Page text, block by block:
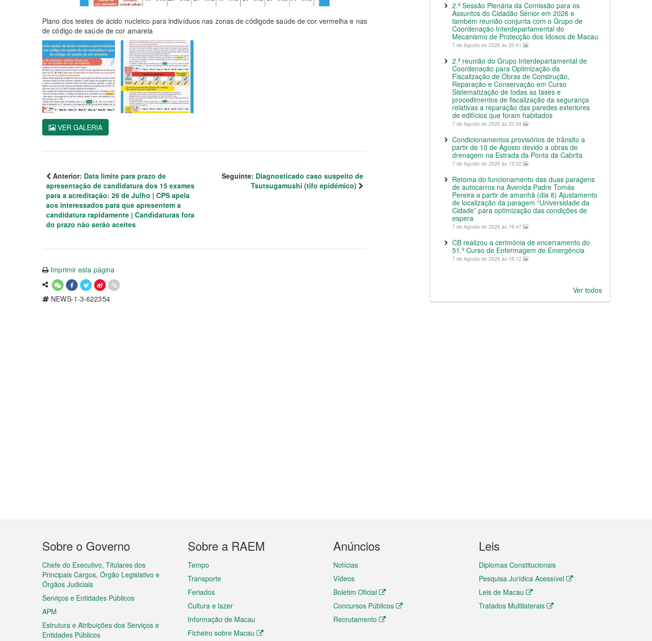
Plano dos testes de ácido nucleico para indivíduos nas zonas de códigode saúde de cor vermelha e nas
de código de saúde de cor amarela
VER GALERIA
Anterior: Data limite para prazo de
apresentação de candidatura dos 15 exames
para a acreditação: 26 de Julho | CPS apela
aos interessados para que apresentem a
candidatura rapidamente | Candidaturas fora
do prazo não serão aceites
Seguinte: Diagnosticado caso suspeito de
Tsutsugamushi (tifo epidémico)
Imprimir esta página
NEWS-1-3-622354
2.ª Sessão Plenária da Comissão para os
Assuntos do Cidadão Sénior em 2026 e
também reunião conjunta com o Grupo de
Coordenação Interdepartamental do
Mecanismo de Protecção dos Idosos de Macau
7 de Agosto de 2026 às 20:41
2.ª reunião do Grupo Interdepartamental de
Coordenação para Optimização da
Fiscalização de Obras de Construção,
Reparação e Conservação em Curso
Sistematização de todas as fases e
procedimentos de fiscalização da segurança
relativas a reparação das paredes exteriores
de edifícios que foram habitados
7 de Agosto de 2026 às 20:34
Condicionamentos provisórios de trânsito a
partir de 10 de Agosto devido a obras de
drenagem na Estrada da Ponta da Cabrita
7 de Agosto de 2026 às 19:02
Retoma do funcionamento das duas paragens
de autocarros na Avenida Padre Tomás
Pereira a partir de amanhã (dia 8) Ajustamento
de localização da paragem “Universidade da
Cidade” para optimização das condições de
espera
7 de Agosto de 2026 às 18:47
CB realizou a cerimónia de encerramento do
51.º Curso de Enfermagem de Emergência
7 de Agosto de 2026 às 18:12
Ver todos
Menu
do
rodapé
Sobre o Governo
Chefe do Executivo, Titulares dos
Principais Cargos, Órgão Legislativo e
Órgãos Judiciais
Serviços e Entidades Públicos
APM
Estrutura e Atribuições dos Serviços e
Entidades Públicos
Sobre a RAEM
Tempo
Transporte
Feriados
Cultura e lazer
Informação de Macau
Ficheiro sobre Macau
Anúncios
Notícias
Vídeos
Boletim Oficial
Concursos Públicos
Recrutamento
Leis
Diplomas Constitucionais
Pesquisa Jurídica Acessível
Leis de Macau
Tratados Multilaterais